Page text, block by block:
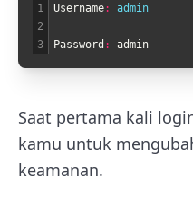
1
2
3
Username: admin
Password : admin
Saat pertama kali
kamu untuk
keamanan.